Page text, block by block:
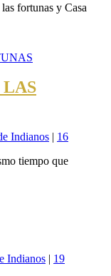
fortunas y Casa
LAS
Indianos | 16
tiempo que
Indianos | 19